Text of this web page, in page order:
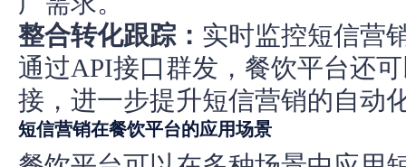
整合转化跟踪： 实时监控短信营
通过API接口群发，餐饮平台还
接，进一步提升短信营销的自动
短信营销在餐饮平台的应用场景